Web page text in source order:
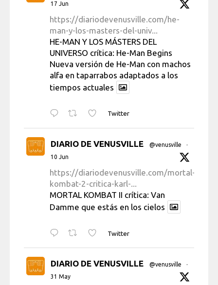
17 Jun
https://diariodevenusville.com/he-
man-y-los-masters-del-univ...
HE-MAN Y LOS MÁSTERS DEL
UNIVERSO crítica: He-Man Begins
Nueva versión de He-Man con machos
alfa en taparrabos adaptados a los
tiempos actuales
Twitter
DIARIO DE VENUSVILLE @venusville
·
10 Jun
https://diariodevenusville.com/mortal-
kombat-2-critica-karl-...
MORTAL KOMBAT II crítica: Van
Damme que estás en los cielos
Twitter
DIARIO DE VENUSVILLE @venusville
·
31 May